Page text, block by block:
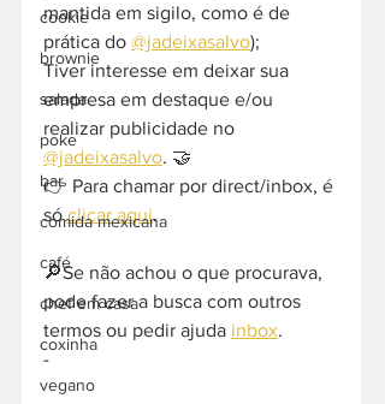
cookie
brownie
salada
poke
bar
comida mexicana
café
chef em casa
coxinha
vegano
mantida em sigilo, como é de
prática do @jadeixasalvo);
Tiver interesse em deixar sua
empresa em destaque e/ou
realizar publicidade no
@jadeixasalvo. 🤝
👉 Para chamar por direct/inbox, é
só clicar aqui.
🔎Se não achou o que procurava,
pode fazer a busca com outros
termos ou pedir ajuda inbox.
-